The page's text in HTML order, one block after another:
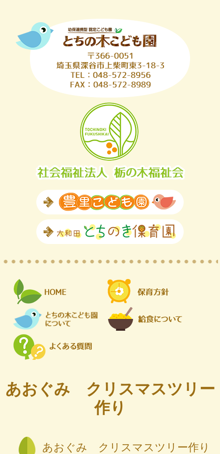
あおぐみ クリスマスツリー
作り
あおぐみ クリスマスツリー作り